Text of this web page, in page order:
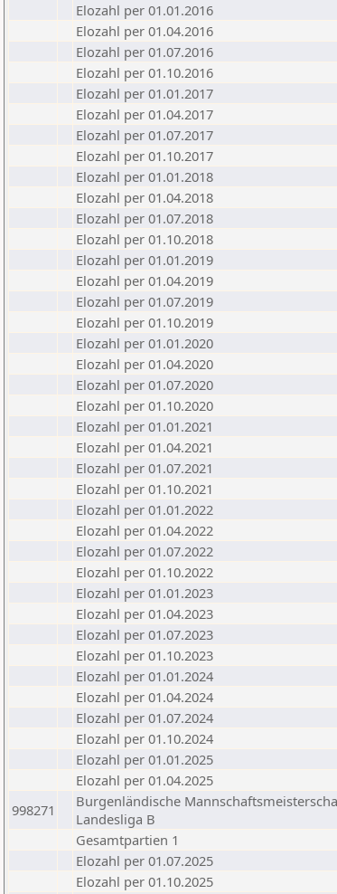
Elozahl per 01.01.2016
Elozahl per 01.04.2016
Elozahl per 01.07.2016
Elozahl per 01.10.2016
Elozahl per 01.01.2017
Elozahl per 01.04.2017
Elozahl per 01.07.2017
Elozahl per 01.10.2017
Elozahl per 01.01.2018
Elozahl per 01.04.2018
Elozahl per 01.07.2018
Elozahl per 01.10.2018
Elozahl per 01.01.2019
Elozahl per 01.04.2019
Elozahl per 01.07.2019
Elozahl per 01.10.2019
Elozahl per 01.01.2020
Elozahl per 01.04.2020
Elozahl per 01.07.2020
Elozahl per 01.10.2020
Elozahl per 01.01.2021
Elozahl per 01.04.2021
Elozahl per 01.07.2021
Elozahl per 01.10.2021
Elozahl per 01.01.2022
Elozahl per 01.04.2022
Elozahl per 01.07.2022
Elozahl per 01.10.2022
Elozahl per 01.01.2023
Elozahl per 01.04.2023
Elozahl per 01.07.2023
Elozahl per 01.10.2023
Elozahl per 01.01.2024
Elozahl per 01.04.2024
Elozahl per 01.07.2024
Elozahl per 01.10.2024
Elozahl per 01.01.2025
Elozahl per 01.04.2025
998271
Burgenländische
Landesliga B
Gesamtpartien 1
Elozahl per 01.07.2025
Elozahl per 01.10.2025